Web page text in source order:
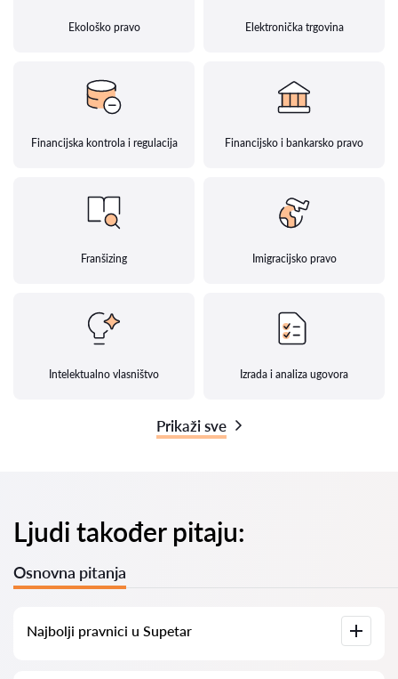
Ekološko pravo Elektronička trgovina
Financijska kontrola i regulacija Financijsko i bankarsko pravo
Franšizing Imigracijsko pravo
Intelektualno vlasništvo Izrada i analiza ugovora
Prikaži sve
Ljudi također pitaju:
Osnovna pitanja
Najbolji pravnici u Supetar